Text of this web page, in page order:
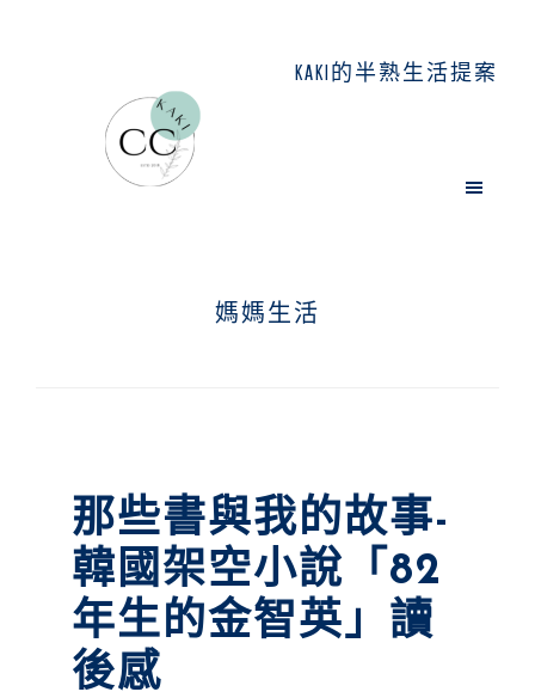
KAKI的半熟生活提案
媽媽生活
那些書與我的故事-
韓國架空小說「82
年生的金智英」讀
後感